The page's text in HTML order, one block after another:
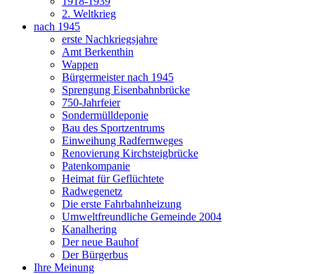
2. Weltkrieg
nach 1945
erste Nachkriegsjahre
Amt Berkenthin
Wappen
Bürgermeister nach 1945
Sprengung Eisenbahnbrücke
750-Jahrfeier
Sondermülldeponie
Bau des Sportzentrums
Einweihung Radfernweges
Renovierung Kirchsteigbrücke
Patenkompanie
Heimat für Geflüchtete
Radwegenetz
Die erste Fahrbahnheizung
Umweltfreundliche Gemeinde 2004
Kanalhering
Der neue Bauhof
Der Bürgerbus
Ihre Meinung